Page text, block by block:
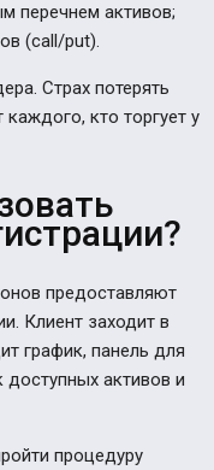
перечнем активов;
(call/put).
Страх потерять
кто торгует у
предоставляют
Клиент заходит в
график, панель для
активов и
процедуру